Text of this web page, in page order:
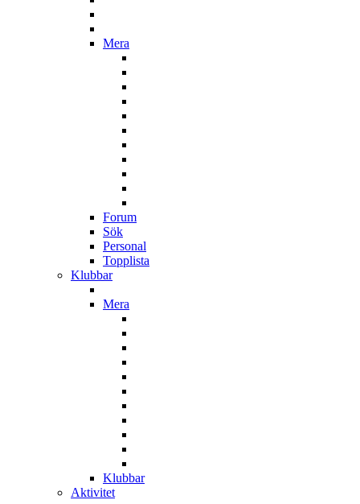
Mera
Forum
Sök
Personal
Topplista
Klubbar
Mera
Klubbar
Aktivitet